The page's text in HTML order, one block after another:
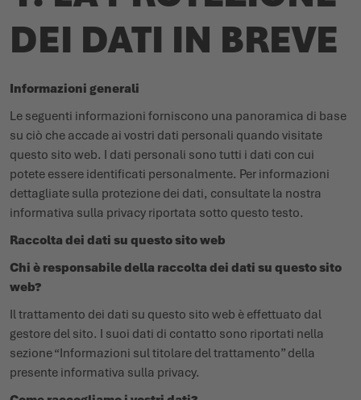
SCARPE INVERNALI
LOWA PROFESSIONAL
SCARPE INVERNALI
LOWA PROFESSIONAL
EVENTI
PODCAST
NEWS
CARRIERA
DEI DATI IN BREVE
Informazioni generali
Le seguenti informazioni forniscono una panoramica di base
su ciò che accade ai vostri dati personali quando visitate
questo sito web. I dati personali sono tutti i dati con cui
potete essere identificati personalmente. Per informazioni
dettagliate sulla protezione dei dati, consultate la nostra
informativa sulla privacy riportata sotto questo testo.
Raccolta dei dati su questo sito web
Chi è responsabile della raccolta dei dati su questo sito
web?
Il trattamento dei dati su questo sito web è effettuato dal
gestore del sito. I suoi dati di contatto sono riportati nella
sezione “Informazioni sul titolare del trattamento” della
presente informativa sulla privacy.